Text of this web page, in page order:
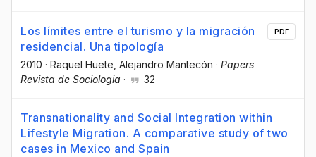
Los límites entre el turismo y la migración
residencial. Una tipología
2010 · Raquel Huete , Alejandro Mantecón · Papers
Revista de Sociologia · 32
PDF
Transnationality and Social Integration within
Lifestyle Migration. A comparative study of two
cases in Mexico and Spain